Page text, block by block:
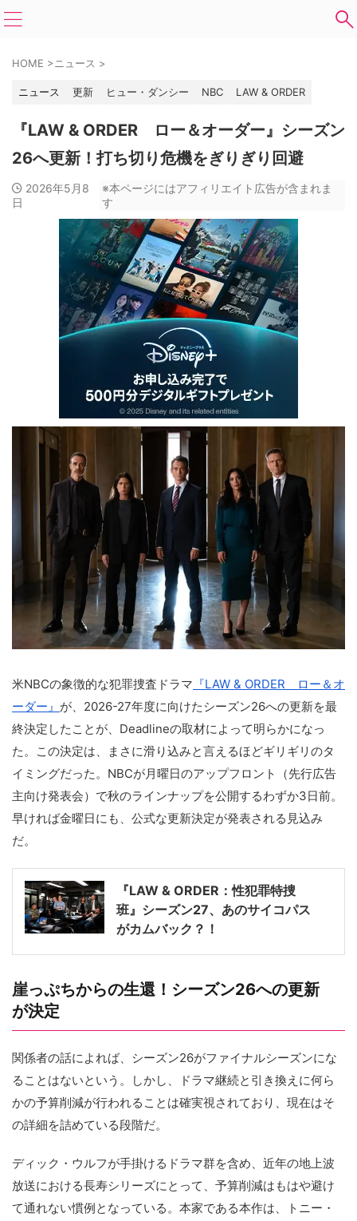
HOME >ニュース >
ニュース 更新 ヒュー・ダンシー NBC LAW & ORDER
『LAW & ORDER ロー＆オーダー』シーズン
26へ更新！打ち切り危機をぎりぎり回避
2026年5月8
日
※本ページにはアフィリエイト広告が含まれま
す
米NBCの象徴的な犯罪捜査ドラマ 『LAW & ORDER ロー＆オ
ーダー』 が、2026-27年度に向けたシーズン26への更新を最
終決定したことが、Deadlineの取材によって明らかになっ
た。この決定は、まさに滑り込みと言えるほどギリギリのタ
イミングだった。NBCが月曜日のアップフロント（先行広告
主向け発表会）で秋のラインナップを公開するわずか3日前。
早ければ金曜日にも、公式な更新決定が発表される見込み
だ。
『LAW & ORDER：性犯罪特捜
班』シーズン27、あのサイコパス
がカムバック？！
崖っぷちからの生還！シーズン26への更新
が決定
関係者の話によれば、シーズン26がファイナルシーズンにな
ることはないという。しかし、ドラマ継続と引き換えに何ら
かの予算削減が行われることは確実視されており、現在はそ
の詳細を詰めている段階だ。
ディック・ウルフが手掛けるドラマ群を含め、近年の地上波
放送における長寿シリーズにとって、予算削減はもはや避け
て通れない慣例となっている。本家である本作は、トニー・